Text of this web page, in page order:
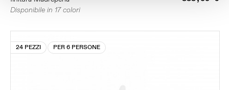
Disponibile in 17 colori
24 PEZZI PER 6 PERSONE